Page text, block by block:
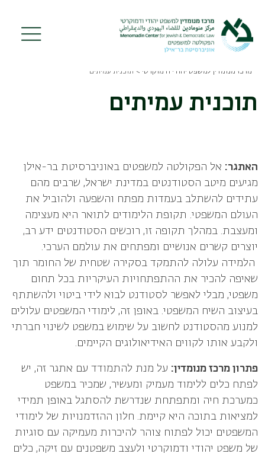
main
content
מרכז מנומדין למשפט יהודי ודמוקרטי תוכנית עמיתים
תוכנית עמיתים
האתגר: אל הפקולטה למשפטים באוניברסיטת בר-אילן
מגיעים מיטב הסטודנטים במדינת ישראל, שרבים מהם
עתידים להשתלב בעמדות מפתח והשפעה ולהוביל את
העולם המשפטי. תקופת הלימודים לתואר היא מעצימה
ומעצבת. במהלך תקופה זו, רוכשים הסטודנטים ידע רב,
יוצרים קשרים אנושיים ומפתחים את עולמם הערכי.
הלמידה עלולה להתמקד בסקירה שטחית של החומר תוך
שאיפה להכיר את ההתפתחויות העיקריות בכל תחום
משפטי, מבלי לאפשר לסטודנט לבוא לידי ביטוי ולהשתתף
בעיצוב השיח המשפטי. באופן זה, לימודי המשפטים עלולים
למנוע מהסטודנט לחשוב על שימוש במשפט לשינוי חברתי
ולקבע אותו לקווים האידיאולוגים הקיימים.
פתרון מרכז מנומדין: על מנת להתמודד עם אתגר זה, יש
לפתח כלים ללימוד מעמיק ומעשיר, שמכיר במשפט
כמערכת חיה ומתפתחת שנדרשת להסתגל באופן תמידי
למציאות בתוכה היא קיימת. חלון ההזדמנויות של לימודי
המשפטים יכול לפתוח צוהר להיכרות מעמיקה עם סוגיות
של משפט יהודי ודמוקרטי ולעצב משפטנים עם זיקה, כלים